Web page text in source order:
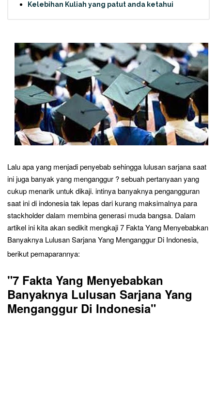
Kelebihan Kuliah yang patut anda ketahui
Lalu apa yang menjadi penyebab sehingga lulusan sarjana saat
ini juga banyak yang menganggur ? sebuah pertanyaan yang
cukup menarik untuk dikaji. intinya banyaknya pengangguran
saat ini di indonesia tak lepas dari kurang maksimalnya para
stackholder dalam membina generasi muda bangsa. Dalam
artikel ini kita akan sedikit mengkaji7 Fakta Yang Menyebabkan
Banyaknya Lulusan Sarjana Yang Menganggur Di Indonesia,
berikut pemaparannya:
"7 Fakta Yang Menyebabkan
Banyaknya Lulusan Sarjana Yang
Menganggur Di Indonesia"